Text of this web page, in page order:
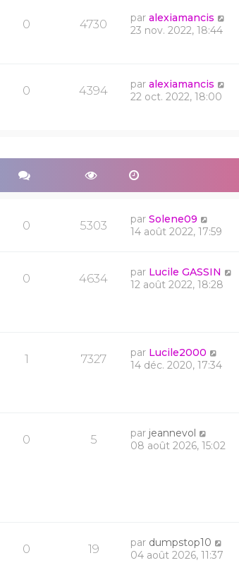
0 4730 paralexiamancis
23 nov. 2022, 18:44
0 4394 paralexiamancis
22 oct. 2022, 18:00
0 5303 parSolene09
14 août 2022, 17:59
0 4634 par Lucile GASSIN
12 août 2022, 18:28
1 7327 par Lucile2000
14 déc. 2020, 17:34
0 5 par jeannevol
08 août 2026, 15:02
0 19 par dumpstop10
04 août 2026, 11:37